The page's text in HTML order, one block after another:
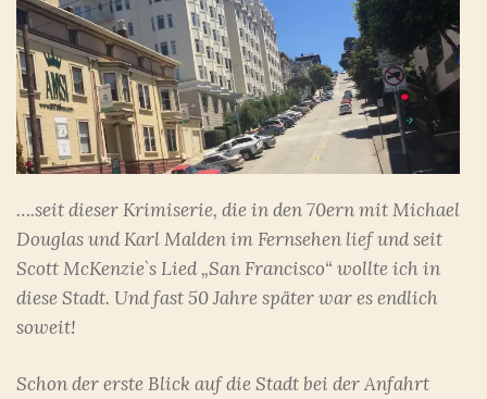
….seit dieser Krimiserie, die in den 70ern mit Michael
Douglas und Karl Malden im Fernsehen lief und seit
Scott McKenzie`s Lied „San Francisco“ wollte ich in
diese Stadt. Und fast 50 Jahre später war es endlich
soweit!
Schon der erste Blick auf die Stadt bei der Anfahrt